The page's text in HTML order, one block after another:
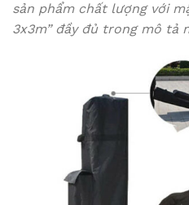
sản phẩm chất lượng với
3x3m” đầy đủ trong mô tả